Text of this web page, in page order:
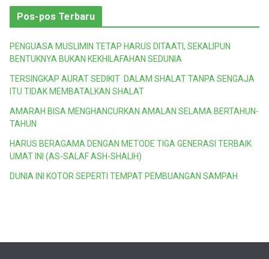
Pos-pos Terbaru
PENGUASA MUSLIMIN TETAP HARUS DITAATI, SEKALIPUN
BENTUKNYA BUKAN KEKHILAFAHAN SEDUNIA
TERSINGKAP AURAT SEDIKIT DALAM SHALAT TANPA SENGAJA
ITU TIDAK MEMBATALKAN SHALAT
AMARAH BISA MENGHANCURKAN AMALAN SELAMA BERTAHUN-
TAHUN
HARUS BERAGAMA DENGAN METODE TIGA GENERASI TERBAIK
UMAT INI (AS-SALAF ASH-SHALIH)
DUNIA INI KOTOR SEPERTI TEMPAT PEMBUANGAN SAMPAH